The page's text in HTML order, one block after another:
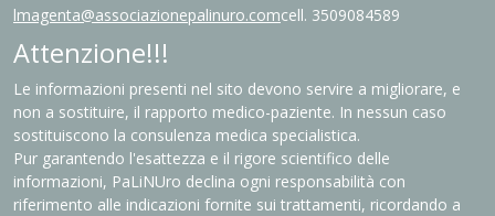
lmagenta@associazionepalinuro.comcell. 3509084589
Attenzione!!!
Le informazioni presenti nel sito devono servire a migliorare, e
non a sostituire, il rapporto medico-paziente. In nessun caso
sostituiscono la consulenza medica specialistica.
Pur garantendo l'esattezza e il rigore scientifico delle
informazioni, PaLiNUro declina ogni responsabilità con
riferimento alle indicazioni fornite sui trattamenti, ricordando a